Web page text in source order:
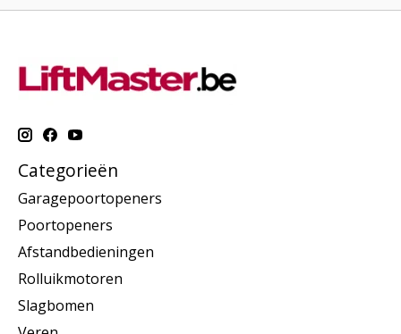
Categorieën
Garagepoortopeners
Poortopeners
Afstandbedieningen
Rolluikmotoren
Slagbomen